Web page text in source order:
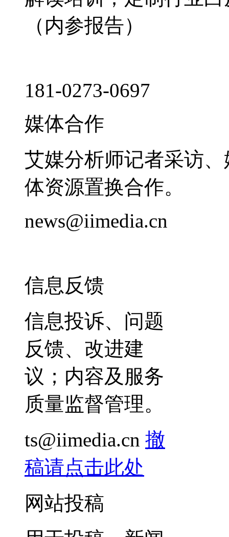
（内参报告）
181-0273-0697
媒体合作
艾媒分析师记者采访
体资源置换合作。
news@iimedia.cn
信息反馈
信息投诉、问题
反馈、改进建
议；内容及服务
质量监督管理。
ts@iimedia.cn 撤
稿请点击此处
网站投稿